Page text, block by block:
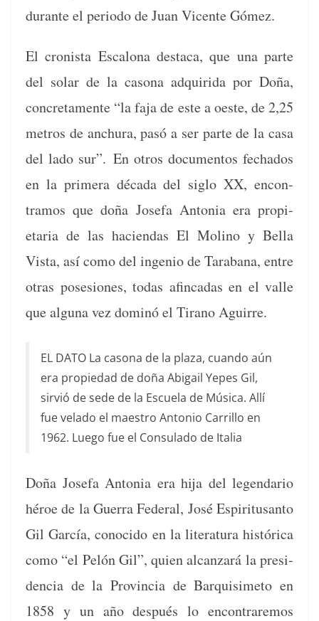
durante el peri­o­do de Juan Vicente Gómez.
El cro­nista Escalona desta­ca, que una parte
del solar de la casona adquiri­da por Doña,
conc­re­ta­mente “la faja de este a oeste, de 2,25
met­ros de anchu­ra, pasó a ser parte de la casa
del lado sur”. En otros doc­u­men­tos fecha­dos
en la primera déca­da del siglo XX, encon­
tramos que doña Jose­fa Anto­nia era propi­
etaria de las hacien­das El Moli­no y Bel­la
Vista, así como del inge­nio de Tara­bana, entre
otras pos­e­siones, todas afin­cadas en el valle
que algu­na vez dom­inó el Tira­no Aguirre.
EL DATO La casona de la plaza, cuan­do aún
era propiedad de doña Abi­gail Yepes Gil,
sirvió de sede de la Escuela de Músi­ca. Allí
fue vela­do el mae­stro Anto­nio Car­ril­lo en
1962. Luego fue el Con­sula­do de Italia
Doña Jose­fa Anto­nia era hija del leg­en­dario
héroe de la Guer­ra Fed­er­al, José Espir­i­tu­san­to
Gil Gar­cía, cono­ci­do en la lit­er­atu­ra históri­ca
como “el Pelón Gil”, quien alcan­zará la pres­i­
den­cia de la Provin­cia de Bar­quisime­to en
1858 y un año después lo encon­traremos